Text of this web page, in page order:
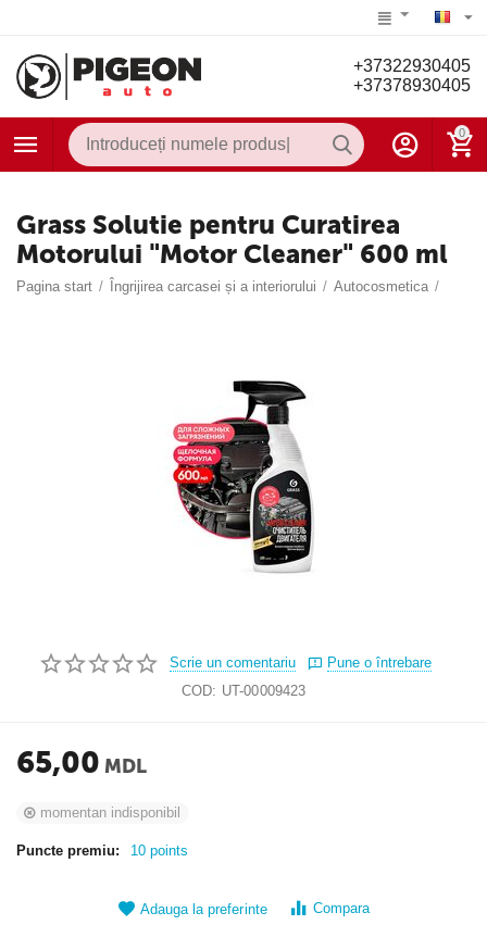
+37322930405
+37378930405
0
Grass Solutie pentru Curatirea
Motorului "Motor Cleaner" 600 ml
Pagina start / Îngrijirea carcasei și a interiorului / Autocosmetica /
Scrie un comentariu
Pune o întrebare
COD: UT-00009423
65,00 MDL
momentan indisponibil
Puncte premiu: 10 points
Adauga la preferinte Compara